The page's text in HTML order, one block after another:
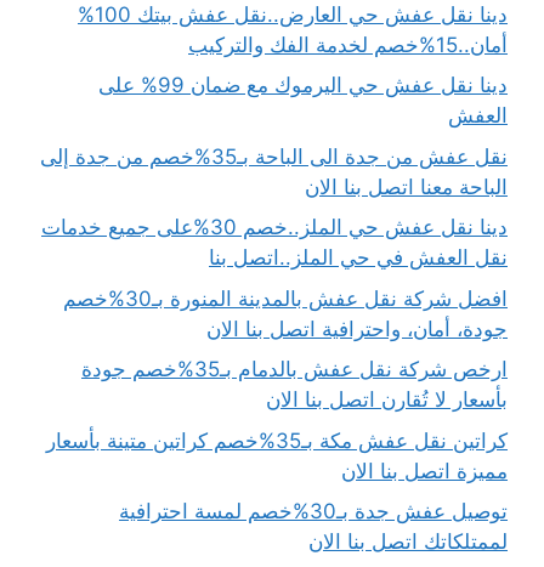
دينا نقل عفش حي العارض..نقل عفش بيتك 100%
أمان..15%خصم لخدمة الفك والتركيب
دينا نقل عفش حي اليرموك مع ضمان 99% على
العفش
نقل عفش من جدة الى الباحة بـ35%خصم من جدة إلى
الباحة معنا اتصل بنا الان
دينا نقل عفش حي الملز..خصم 30%على جميع خدمات
نقل العفش في حي الملز..اتصل بنا
افضل شركة نقل عفش بالمدينة المنورة بـ30%خصم
جودة، أمان، واحترافية اتصل بنا الان
ارخص شركة نقل عفش بالدمام بـ35%خصم جودة
بأسعار لا تُقارن اتصل بنا الان
كراتين نقل عفش مكة بـ35%خصم كراتين متينة بأسعار
مميزة اتصل بنا الان
توصيل عفش جدة بـ30%خصم لمسة احترافية
لممتلكاتك اتصل بنا الان